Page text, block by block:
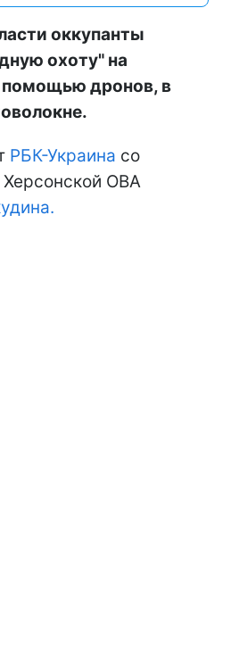
оккупанты
охоту" на
помощью дронов, в
РБК-Украина со
Херсонской ОВА